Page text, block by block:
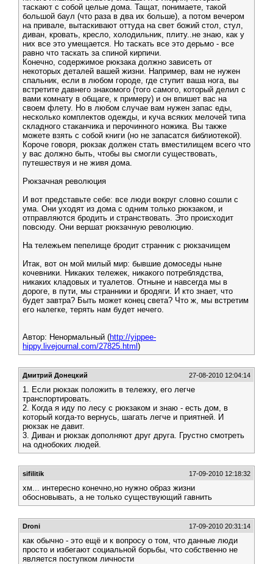
таскают с собой целые дома. Тащат, понимаете, такой
большой баул (что раза в два их больше), а потом вечером
на привале, вытаскивают оттуда на свет божий стол, стул,
диван, кровать, кресло, холодильник, плиту..не знаю, как у
них все это умещается. Но таскать все это дерьмо - все
равно что таскать за спиной кирпичи.
Конечно, содержимое рюкзака должно зависеть от
некоторых деталей вашей жизни. Например, вам не нужен
спальник, если в любом городе, где ступит ваша нога, вы
встретите давнего знакомого (того самого, который делил с
вами комнату в общаге, к примеру) и он впишет вас на
своем флету. Но в любом случае вам нужен запас еды,
несколько комплектов одежды, и куча всяких мелочей типа
складного стаканчика и перочинного ножика. Вы также
можете взять с собой книги (но не запасатся библиотекой).
Короче говоря, рюкзак должен стать вместилищем всего что
у вас должно быть, чтобы вы смогли существовать,
путешествуя и не живя дома.
Рюкзачная революция
И вот представьте себе: все люди вокруг словно сошли с
ума. Они уходят из дома с одним только рюкзаком, и
отправляются бродить и странствовать. Это происходит
повсюду. Они вершат рюкзачную революцию.
На тележьем пепелище бродит странник с рюкзачищем
Итак, вот он мой милый мир: бывшие домоседы ныне
кочевники. Никаких тележек, никакого потреблядства,
никаких кладовых и туалетов. Отныне и навсегда мы в
дороге, в пути, мы странники и бродяги. И кто знает, что
будет завтра? Быть может конец света? Что ж, мы встретим
его налегке, терять нам будет нечего.
Автор: Ненормальный (http://yippee-
hippy.livejournal.com/27825.html )
Дмитрий Донецкий 27-08-2010 12:04:14
1. Если рюкзак положить в тележку, его легче
транспортировать.
2. Когда я иду по лесу с рюкзаком и знаю - есть дом, в
который когда-то вернусь, шагать легче и приятней. И
рюкзак не давит.
3. Диван и рюкзак дополняют друг друга. Грустно смотреть
на однобоких людей.
sifilitik 17-09-2010 12:18:32
хм... интересно конечно,но нужно образ жизни
обосновывать, а не только существующий гавнить
Droni 17-09-2010 20:31:14
как обычно - это ещё и к вопросу о том, что данные люди
просто и избегают социальной борьбы, что собственно не
является поступком личности